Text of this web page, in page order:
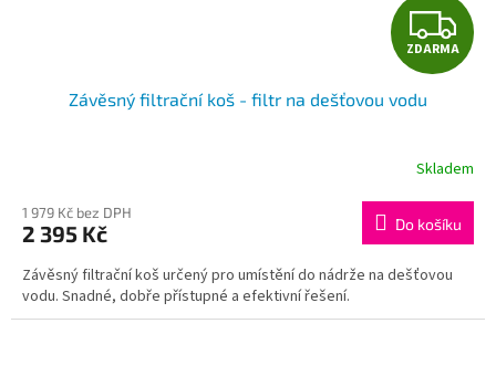
Z
D
R
M
A
ZDARMA
Závěsný filtrační koš - filtr na dešťovou vodu
produktu
je
z
5
hvězdiček.
Skladem
1 979 Kč bez DPH
2 395 Kč Do košíku
Závěsný filtrační koš určený pro umístění do nádrže na dešťovou
vodu. Snadné, dobře přístupné a efektivní řešení.